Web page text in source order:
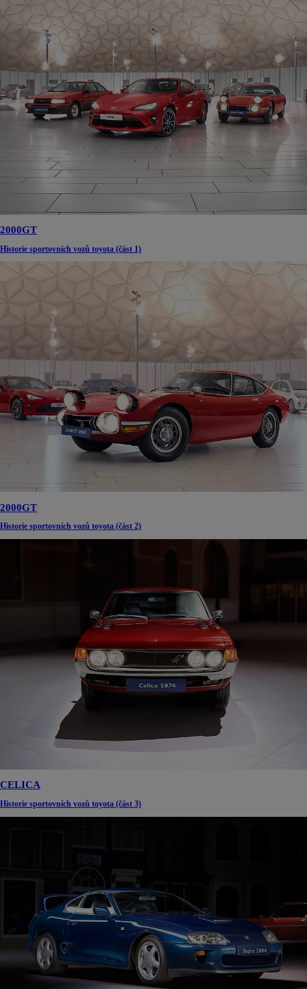
2000GT
Historie sportovních vozů toyota (část 1)
2000GT
Historie sportovních vozů toyota (část 2)
CELICA
Historie sportovních vozů toyota (část 3)